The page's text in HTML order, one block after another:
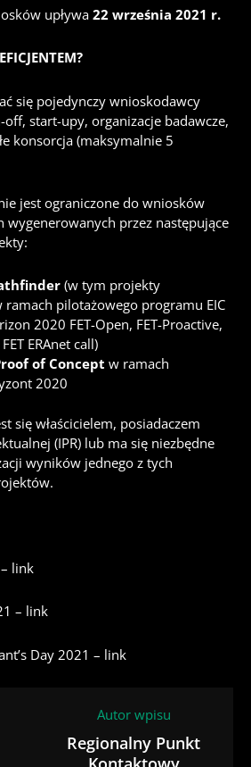
upływa 22 września 2021 r.
się pojedynczy wnioskodawcy
start-upy, organizacje badawcze,
konsorcja (maksymalnie 5
jest ograniczone do wniosków
wygenerowanych przez następujące
(w tym projekty
ramach pilotażowego programu EIC
2020 FET-Open, FET-Proactive,
ERAnet call)
of Concept w ramach
2020
się właścicielem, posiadaczem
(IPR) lub ma się niezbędne
wyników jednego z tych
link
– link
Day 2021 – link
Autor wpisu
Regionalny Punkt